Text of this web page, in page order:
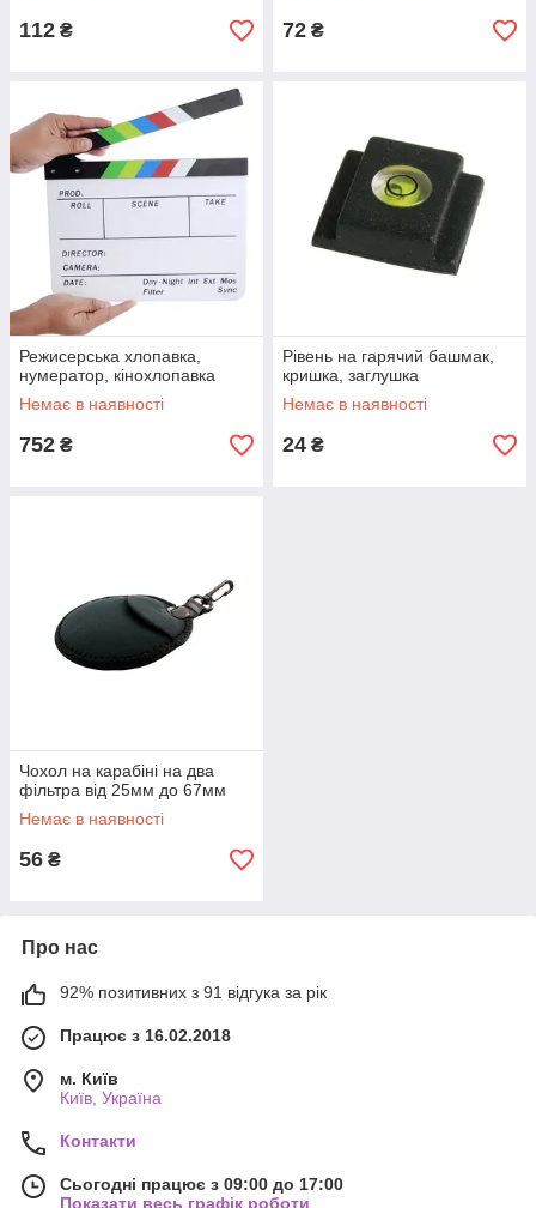
112 ₴ 72 ₴
Режисерська хлопавка,
нумератор, кінохлопавка
Немає в наявності
752 ₴
Рівень на гарячий башмак,
кришка, заглушка
Немає в наявності
24 ₴
Чохол на карабіні на два
фільтра від 25мм до 67мм
Немає в наявності
56 ₴
Про нас
92% позитивних з 91 відгука за рік
Працює з 16.02.2018
м. Київ
Київ, Україна
Контакти
Сьогодні працює з 09:00 до 17:00
Показати весь графік роботи